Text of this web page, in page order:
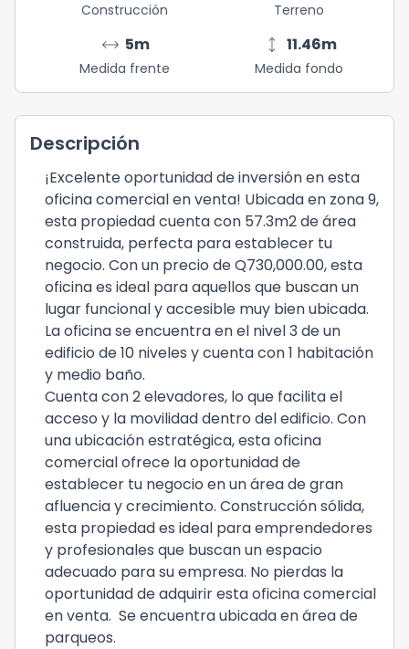
Construcción Terreno
arrow_range 5m
Medida frente
height 11.46m
Medida fondo
Descripción
¡Excelente oportunidad de inversión en esta
oficina comercial en venta! Ubicada en zona 9,
esta propiedad cuenta con 57.3m2 de área
construida, perfecta para establecer tu
negocio. Con un precio de Q730,000.00, esta
oficina es ideal para aquellos que buscan un
lugar funcional y accesible muy bien ubicada.
La oficina se encuentra en el nivel 3 de un
edificio de 10 niveles y cuenta con 1 habitación
y medio baño.
Cuenta con 2 elevadores, lo que facilita el
acceso y la movilidad dentro del edificio. Con
una ubicación estratégica, esta oficina
comercial ofrece la oportunidad de
establecer tu negocio en un área de gran
afluencia y crecimiento. Construcción sólida,
esta propiedad es ideal para emprendedores
y profesionales que buscan un espacio
adecuado para su empresa. No pierdas la
oportunidad de adquirir esta oficina comercial
en venta. Se encuentra ubicada en área de
parqueos.